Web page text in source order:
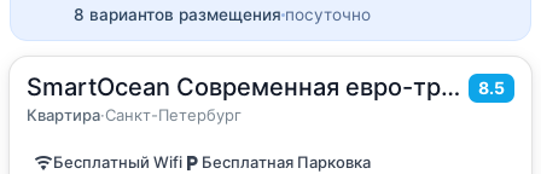
8 вариантов размещения посуточно
SmartOcean Современная eвpo-трехкoмнaтная квартира на Яхтенной 8.5
Квартира·Санкт-Петербург
52м2·до 6 гостей
Квартира
Бесплатный Wifi
Бесплатная Парковка